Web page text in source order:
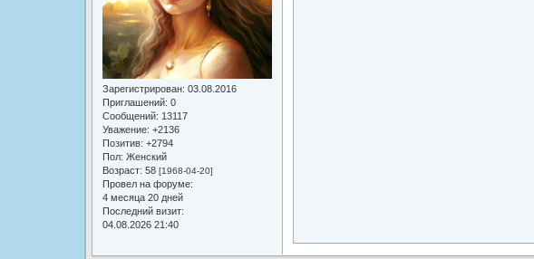
Зарегистрирован: 03.08.2016
Приглашений: 0
Сообщений: 13117
Уважение: +2136
Позитив: +2794
Пол: Женский
Возраст: 58 [1968-04-20]
Провел на форуме:
4 месяца 20 дней
Последний визит:
04.08.2026 21:40